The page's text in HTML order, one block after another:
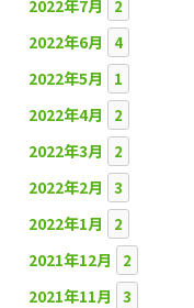
2022年7月 2
2022年6月 4
2022年5月 1
2022年4月 2
2022年3月 2
2022年2月 3
2022年1月 2
2021年12月 2
2021年11月 3